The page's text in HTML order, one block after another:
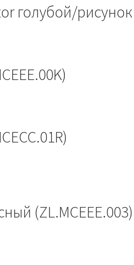
голубой/рисунок
(ZL.MCEEE.003)